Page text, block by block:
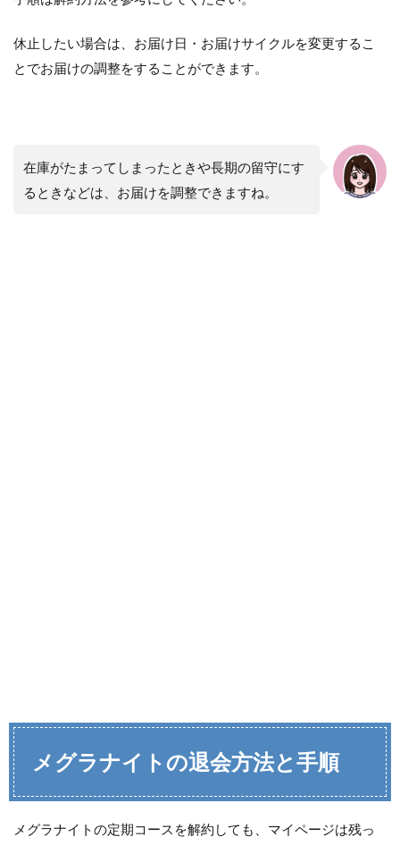
休止したい場合は、お届け日・お届けサイクルを変更するこ
とでお届けの調整をすることができます。
在庫がたまってしまったときや長期の留守にす
るときなどは、お届けを調整できますね。
メグラナイトの退会方法と手順
メグラナイトの定期コースを解約しても、マイページは残っ